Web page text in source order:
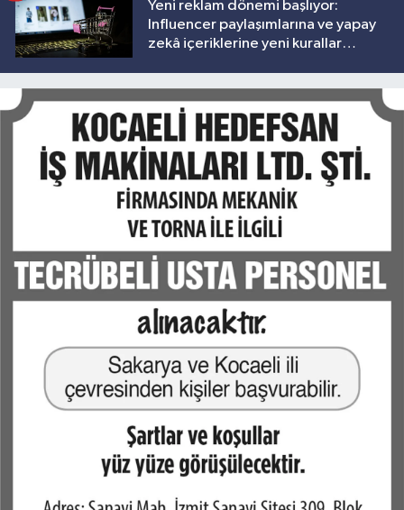
Yeni reklam dönemi başlıyor:
Influencer paylaşımlarına ve yapay
zekâ içeriklerine yeni kurallar